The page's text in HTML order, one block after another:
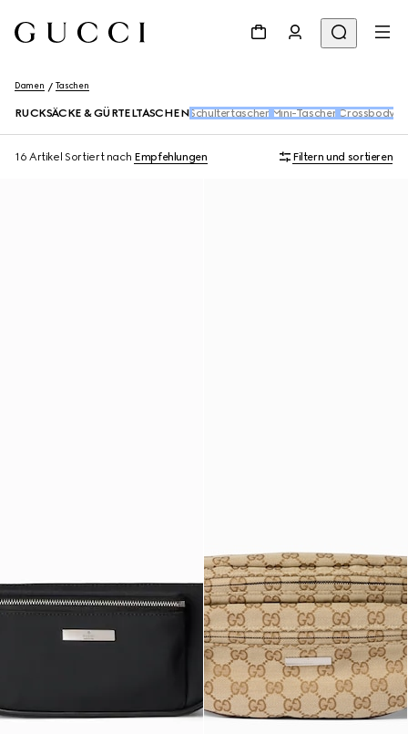
Damen Taschen
RUCKSÄCKE & GÜRTELTASCHEN Schultertaschen Mini-Taschen Crossbody-
16 Artikel Sortiert nach Empfehlungen Filtern und sortieren